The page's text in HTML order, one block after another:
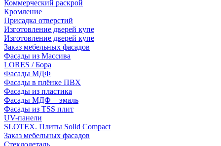
Коммерческий раскрой
Кромление
Присадка отверстий
Изготовление дверей купе
Изготовление дверей купе
Заказ мебельных фасадов
Фасады из Массива
LORES / Бора
Фасады МДФ
Фасады в плёнке ПВХ
Фасады из пластика
Фасады МДФ + эмаль
Фасады из TSS плит
UV-панели
SLOTEX. Плиты Solid Compact
Заказ мебельных фасадов
Стеклодеталь